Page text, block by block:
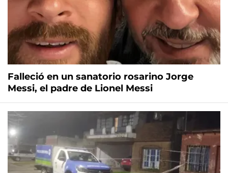
Falleció en un sanatorio rosarino Jorge
Messi, el padre de Lionel Messi